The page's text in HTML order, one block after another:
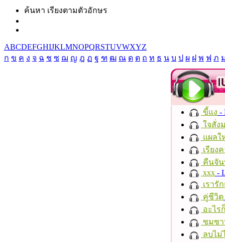
ค้นหา เรียงตามตัวอักษร
ABCDEFGHIJKLMNOPQRSTUVWXYZ
ก ข ค ง จ ฉ ช ซ ฌ ญ ฎ ฏ ฐ ฑ ฒ ณ ด ต ถ ท ธ น บ ป ผ ฝ พ ฟ ภ
ขี้แง -
ใจสั่ง
แผลใ
เรียง
คืนจั
xxx -
เรารั
คู่ชีวิต
อะไร
ซมซ
ลบไม่